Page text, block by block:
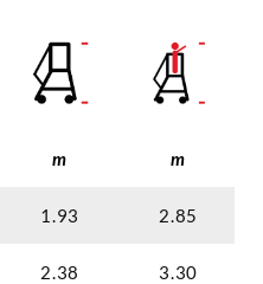
m m
1.93 2.85
2.38 3.30